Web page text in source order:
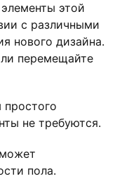
этой
с различными
нового дизайна.
перемещайте
простого
не требуются.
пола.